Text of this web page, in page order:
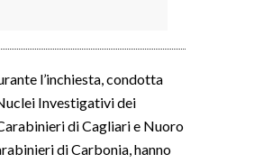
l’inchiesta, condotta
Investigativi dei
di Cagliari e Nuoro
di Carbonia, hanno